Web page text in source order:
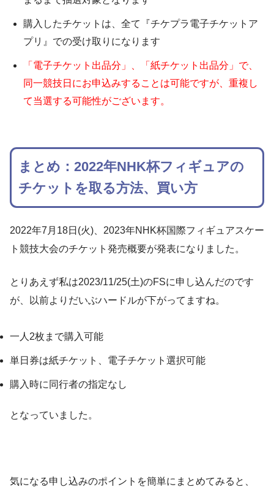
購入したチケットは、全て『チケプラ電子チケットア
プリ』での受け取りになります
「電子チケット出品分」、「紙チケット出品分」で、
同一競技日にお申込みすることは可能ですが、重複し
て当選する可能性がございます。
まとめ：2022年NHK杯フィギュアの
チケットを取る方法、買い方
2022年7月18日(火)、2023年NHK杯国際フィギュアスケー
ト競技大会のチケット発売概要が発表になりました。
とりあえず私は2023/11/25(土)のFSに申し込んだのです
が、以前よりだいぶハードルが下がってますね。
一人2枚まで購入可能
単日券は紙チケット、電子チケット選択可能
購入時に同行者の指定なし
となっていました。
気になる申し込みのポイントを簡単にまとめてみると、